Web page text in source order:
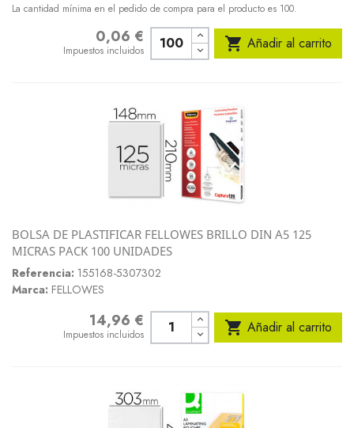
La cantidad mínima en el pedido de compra para el producto es 100.
0,06 €
Impuestos incluidos  Añadir al carrito
BOLSA DE PLASTIFICAR FELLOWES BRILLO DIN A5 125
MICRAS PACK 100 UNIDADES
Referencia: 155168-5307302
Marca: FELLOWES
Precio14,96 €
Impuestos incluidos  Añadir al carrito